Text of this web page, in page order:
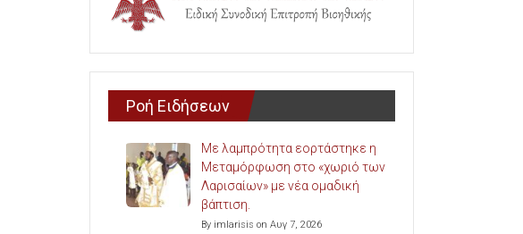
Ροή Ειδήσεων
Με λαμπρότητα εορτάστηκε η
Μεταμόρφωση στο «χωριό των
Λαρισαίων» με νέα ομαδική
βάπτιση.
By imlarisis on Αυγ 7, 2026